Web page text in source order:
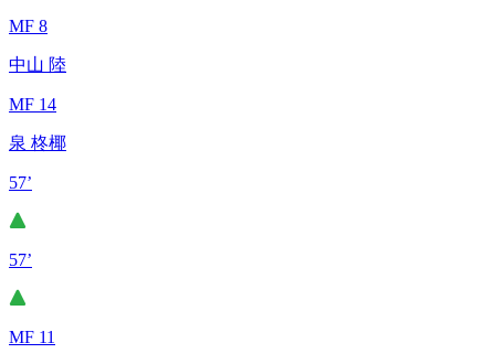
MF 8
中山 陸
MF 14
泉 柊椰
57’
57’
MF 11